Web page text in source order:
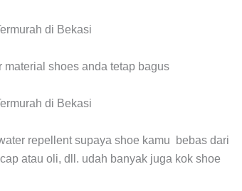
shoes anda tetap bagus
repellent supaya shoe kamu bebas dari
atau oli, dll. udah banyak juga kok shoe